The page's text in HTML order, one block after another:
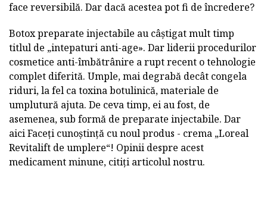
face reversibilă. Dar dacă acestea pot fi de încredere?
Botox preparate injectabile au câștigat mult timp
titlul de „intepaturi anti-age». Dar liderii procedurilor
cosmetice anti-îmbătrânire a rupt recent o tehnologie
complet diferită. Umple, mai degrabă decât congela
riduri, la fel ca toxina botulinică, materiale de
umplutură ajuta. De ceva timp, ei au fost, de
asemenea, sub formă de preparate injectabile. Dar
aici Faceți cunoștință cu noul produs - crema „Loreal
Revitalift de umplere“! Opinii despre acest
medicament minune, citiți articolul nostru.